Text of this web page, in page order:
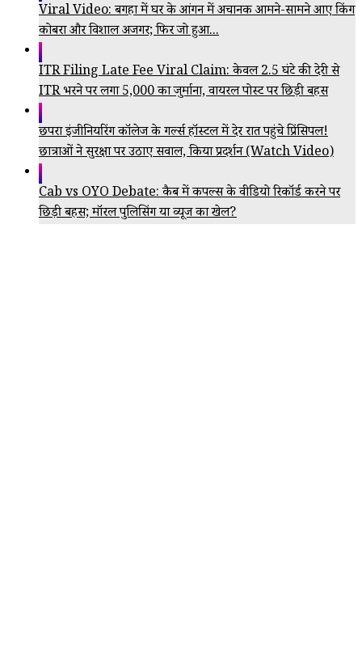
Viral Video: बगहा में घर के आंगन में अचानक आमने-सामने आए किंग
कोबरा और विशाल अजगर; फिर जो हुआ...
ITR Filing Late Fee Viral Claim: केवल 2.5 घंटे की देरी से
ITR भरने पर लगा ₹5,000 का जुर्माना, वायरल पोस्ट पर छिड़ी बहस
छपरा इंजीनियरिंग कॉलेज के गर्ल्स हॉस्टल में देर रात पहुंचे प्रिंसिपल!
छात्राओं ने सुरक्षा पर उठाए सवाल, किया प्रदर्शन (Watch Video)
Cab vs OYO Debate: कैब में कपल्स के वीडियो रिकॉर्ड करने पर
छिड़ी बहस; मॉरल पुलिसिंग या व्यूज का खेल?